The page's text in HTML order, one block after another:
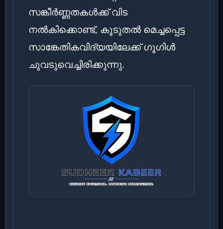
സങ്കീർണ്ണതകൾക്ക് വിട
നൽകിക്കൊണ്ട്, കൂടുതൽ മെച്ചപ്പെട്ട
സാങ്കേതികവിദ്യയിലേക്ക് ഗൂഗിൾ
ചുവടുവെച്ചിരിക്കുന്നു.